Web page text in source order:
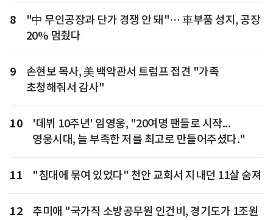
8
"中 무인공장과 단가 경쟁 안 돼"… 車부품 성지, 공장
20% 멈췄다
9
손현보 목사, 美 백악관서 트럼프 접견 "가족
초청해줘서 감사"
10
'데뷔 10주년' 임영웅, "20여명 팬들로 시작...
영웅시대, 늘 부족한 저를 최고로 만들어주셨다."
11 "침대에 묶여 있었다" 천안 교회서 지내던 11살 숨져
12
추미애 "국가직 소방공무원 인건비, 경기도가 1조원